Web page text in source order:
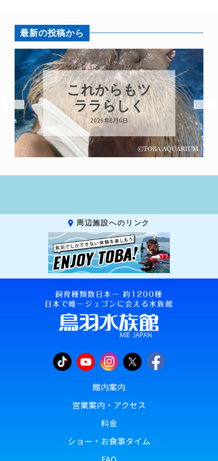
最新の投稿から
これからもツ
ララらしく
2026年8月6日
周辺施設へのリンク
館内案内
営業案内・アクセス
料金
ショー・お食事タイム